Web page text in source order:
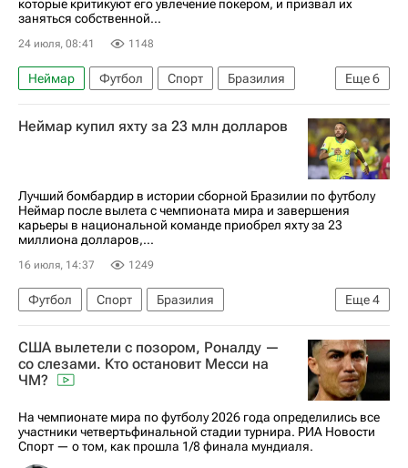
которые критикуют его увлечение покером, и призвал их
заняться собственной...
24 июля, 08:41 1148
Еще6
Неймар Футбол Спорт
Бразилия
Сан-Паулу (город)
Россия
ЧМ по футболу 2026
Сантос
Барселона
Неймар купил яхту за 23 млн долларов
Лучший бомбардир в истории сборной Бразилии по футболу
Неймар после вылета с чемпионата мира и завершения
карьеры в национальной команде приобрел яхту за 23
миллиона долларов,...
16 июля, 14:37 1249
Еще4
Футбол Спорт
Бразилия
Нью-Йорк (город)
Норвегия
Пеле
ЧМ по футболу 2026
США вылетели с позором, Роналду —
со слезами. Кто остановит Месси на
ЧМ?
На чемпионате мира по футболу 2026 года определились все
участники четвертьфинальной стадии турнира. РИА Новости
Спорт — о том, как прошла 1/8 финала мундиаля.